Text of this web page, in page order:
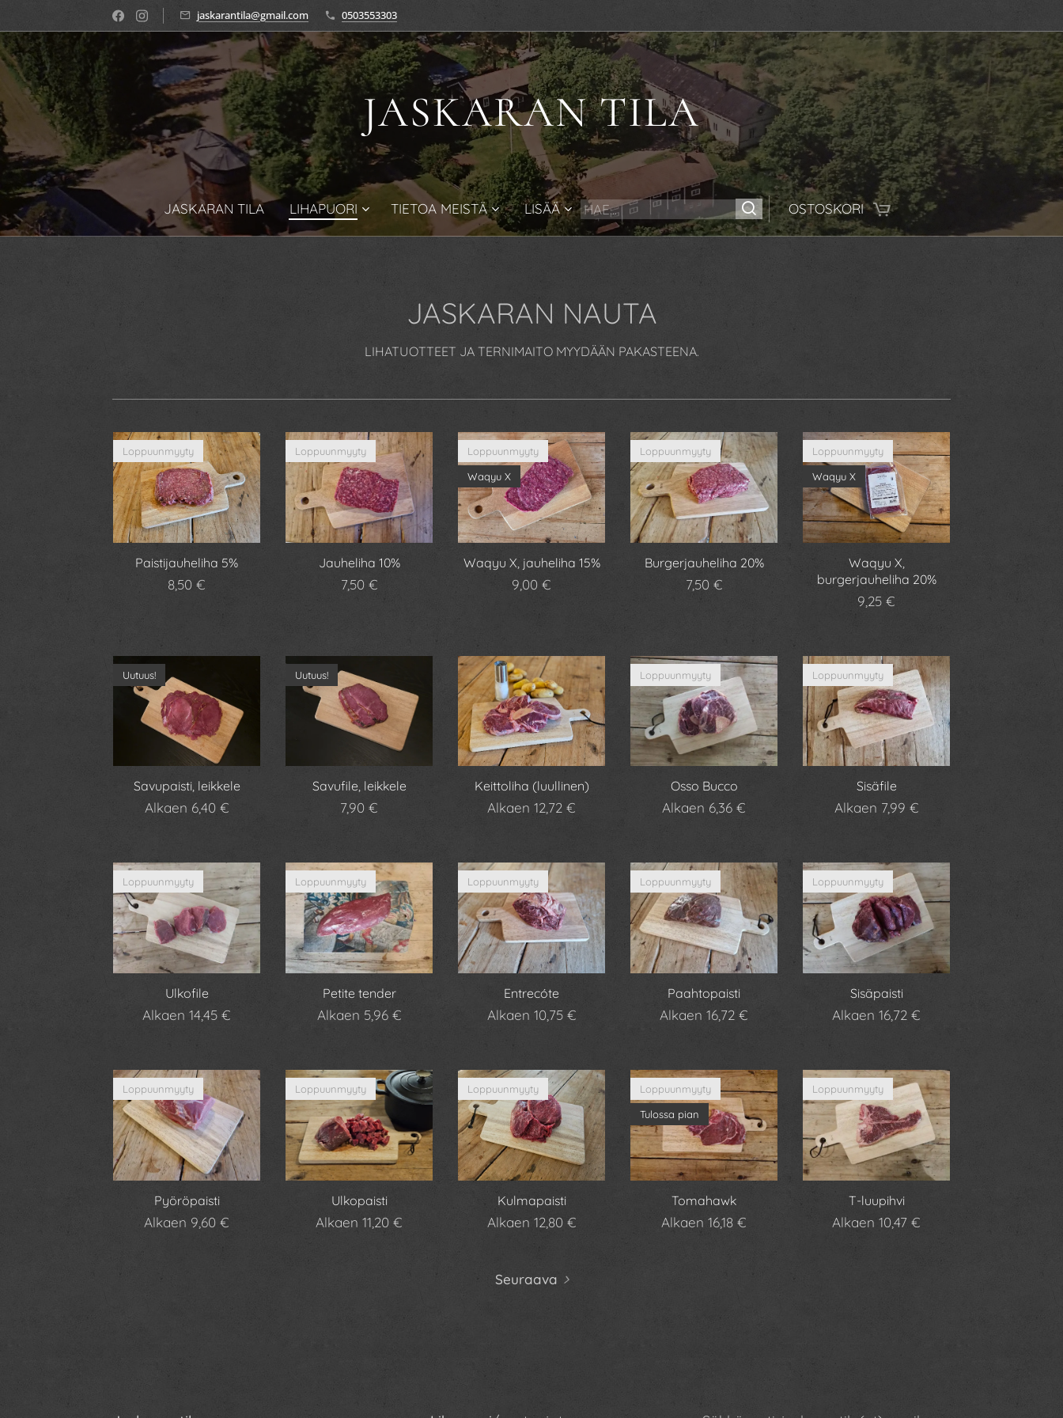
jaskarantila@gmail.com 0503553303
JASKARAN TILA
JASKARAN TILA LIHAPUORI TIETOA MEISTÄ LISÄÄ OSTOSKORI
JASKARAN NAUTA
LIHATUOTTEET JA TERNIMAITO MYYDÄÄN PAKASTEENA.
Paistijauheliha 5%
Loppuunmyyty
8,50 €
Jauheliha 10%
Loppuunmyyty
7,50 €
Waqyu X, jauheliha 15%
Loppuunmyyty
Waqyu X
9,00 €
Burgerjauheliha 20%
Loppuunmyyty
7,50€
Waqyu X,
burgerjauheliha 20%
Loppuunmyyty
Waqyu X
9,25 €
Savupaisti, leikkele
Uutuus!
Alkaen 6,40€
Savufile, leikkele
Uutuus!
7,90 €
Keittoliha (luullinen)
Alkaen 12,72 €
Osso Bucco
Loppuunmyyty
Alkaen 6,36 €
Sisäfile
Loppuunmyyty
Alkaen 7,99 €
Ulkofile
Loppuunmyyty
Alkaen 14,45 €
Petite tender
Loppuunmyyty
Alkaen 5,96€
Entrecóte
Loppuunmyyty
Alkaen 10,75€
Paahtopaisti
Loppuunmyyty
Alkaen 16,72 €
Sisäpaisti
Loppuunmyyty
Alkaen 16,72 €
Pyöröpaisti
Loppuunmyyty
Alkaen 9,60 €
Ulkopaisti
Loppuunmyyty
Alkaen 11,20 €
Kulmapaisti
Loppuunmyyty
Alkaen 12,80€
Tomahawk
Loppuunmyyty
Tulossa pian
Alkaen 16,18 €
T-luupihvi
Loppuunmyyty
Alkaen 10,47 €
Seuraava